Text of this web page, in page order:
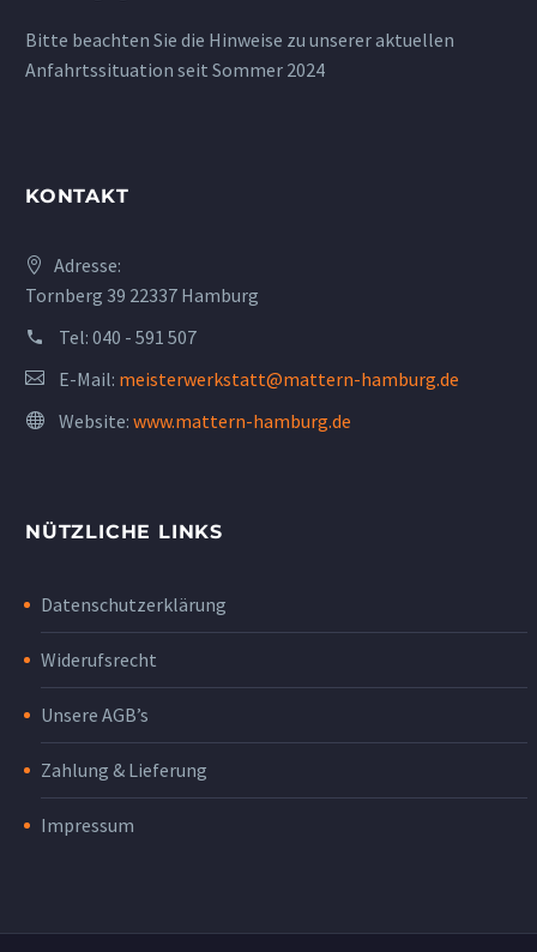
Bitte beachten Sie die Hinweise zu unserer aktuellen
Anfahrtssituation seit Sommer 2024
KONTAKT
Adresse:
Tornberg 39 22337 Hamburg
Tel: 040 - 591 507
E-Mail: meisterwerkstatt@mattern-hamburg.de
Website: www.mattern-hamburg.de
NÜTZLICHE LINKS
Datenschutzerklärung
Widerufsrecht
Unsere AGB’s
Zahlung & Lieferung
Impressum